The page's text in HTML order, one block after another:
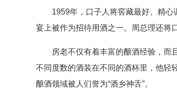
1959年，口子人将窖藏最好、精心
宴上被作为招待用酒之一。周总理还将
房老不仅有着丰富的酿酒经验，而且
不同度数的酒装在不同的酒杯里，他轻
酿酒领域被人们誉为“酒乡神舌”。